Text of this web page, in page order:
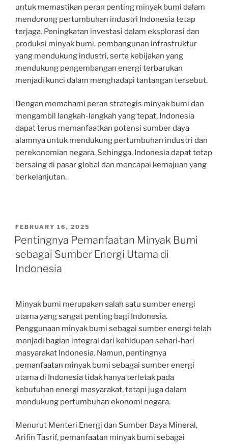
untuk memastikan peran penting minyak bumi dalam
mendorong pertumbuhan industri Indonesia tetap
terjaga. Peningkatan investasi dalam eksplorasi dan
produksi minyak bumi, pembangunan infrastruktur
yang mendukung industri, serta kebijakan yang
mendukung pengembangan energi terbarukan
menjadi kunci dalam menghadapi tantangan tersebut.
Dengan memahami peran strategis minyak bumi dan
mengambil langkah-langkah yang tepat, Indonesia
dapat terus memanfaatkan potensi sumber daya
alamnya untuk mendukung pertumbuhan industri dan
perekonomian negara. Sehingga, Indonesia dapat tetap
bersaing di pasar global dan mencapai kemajuan yang
berkelanjutan.
POSTED
ON
FEBRUARY 16, 2025
Pentingnya Pemanfaatan Minyak Bumi
sebagai Sumber Energi Utama di
Indonesia
Minyak bumi merupakan salah satu sumber energi
utama yang sangat penting bagi Indonesia.
Penggunaan minyak bumi sebagai sumber energi telah
menjadi bagian integral dari kehidupan sehari-hari
masyarakat Indonesia. Namun, pentingnya
pemanfaatan minyak bumi sebagai sumber energi
utama di Indonesia tidak hanya terletak pada
kebutuhan energi masyarakat, tetapi juga dalam
mendukung pertumbuhan ekonomi negara.
Menurut Menteri Energi dan Sumber Daya Mineral,
Arifin Tasrif, pemanfaatan minyak bumi sebagai